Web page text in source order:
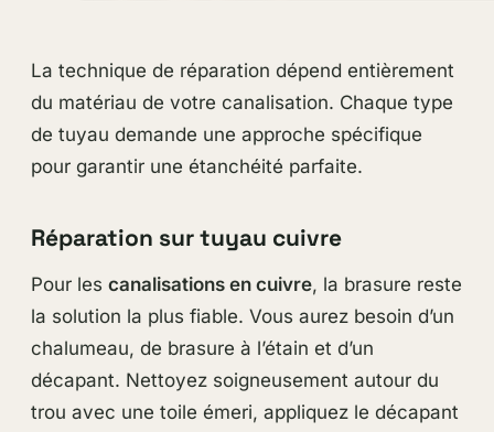
La technique de réparation dépend entièrement
du matériau de votre canalisation. Chaque type
de tuyau demande une approche spécifique
pour garantir une étanchéité parfaite.
Réparation sur tuyau cuivre
Pour les canalisations en cuivre, la brasure reste
la solution la plus fiable. Vous aurez besoin d’un
chalumeau, de brasure à l’étain et d’un
décapant. Nettoyez soigneusement autour du
trou avec une toile émeri, appliquez le décapant